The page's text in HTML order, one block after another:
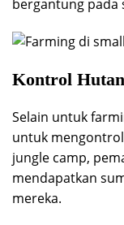
bergantung pada
Kontrol Hutan
Selain untuk
untuk
jungle camp,
mendapatkan
mereka.